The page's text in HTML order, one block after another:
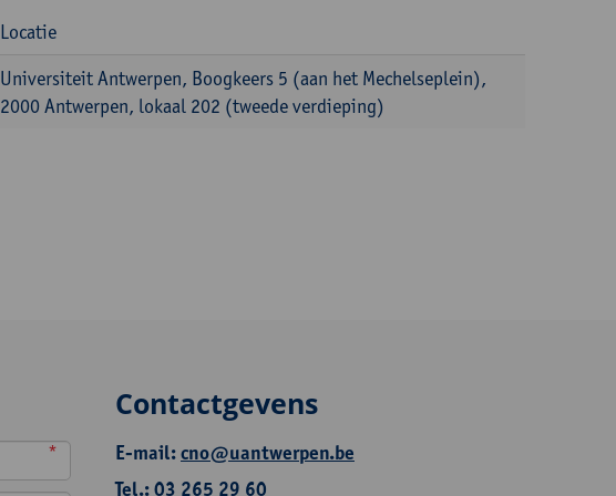
Locatie
Universiteit Antwerpen, Boogkeers 5 (aan het Mechelseplein),
2000 Antwerpen, lokaal 202 (tweede verdieping)
*
Contactgevens
E-mail:cno@uantwerpen.be
Tel.: 03 265 29 60